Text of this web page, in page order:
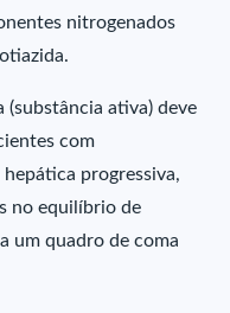
nitrogenados
ativa) deve
com
progressiva,
no equilíbrio de
um quadro de coma